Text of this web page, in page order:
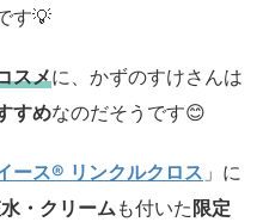
す💡
スメに、かずのすけさんは
すめなのだそうです😊
ース® リンクルクロス 」に
・クリームも付いた 限定